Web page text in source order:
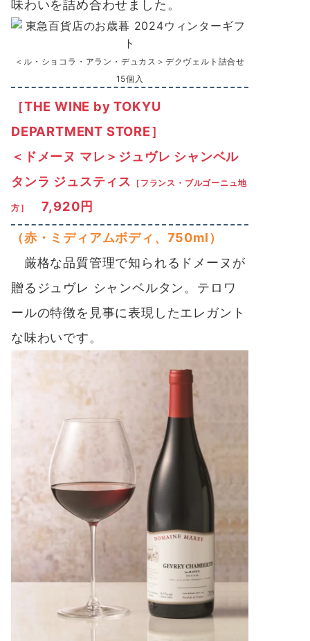
味わいを詰め合わせました。
＜ル・ショコラ・アラン・デュカス＞デクヴェルト詰合せ
15個入
［THE WINE by TOKYU
DEPARTMENT STORE］
＜ドメーヌ マレ＞ジュヴレ シャンベル
タンラ ジュスティス
［フランス・ブルゴーニュ地
方］ 7,920円
（赤・ミディアムボディ、750ml）
厳格な品質管理で知られるドメーヌが
贈るジュヴレ シャンベルタン。テロワ
ールの特徴を見事に表現したエレガント
な味わいです。